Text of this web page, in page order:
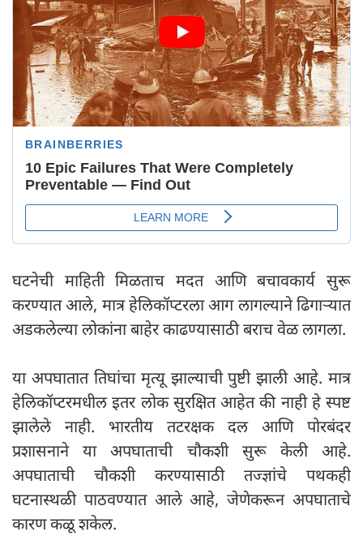
घटनेची माहिती मिळताच मदत आणि बचावकार्य सुरू
करण्यात आले, मात्र हेलिकॉप्टरला आग लागल्याने ढिगाऱ्यात
अडकलेल्या लोकांना बाहेर काढण्यासाठी बराच वेळ लागला.
या अपघातात तिघांचा मृत्यू झाल्याची पुष्टी झाली आहे. मात्र
हेलिकॉप्टरमधील इतर लोक सुरक्षित आहेत की नाही हे स्पष्ट
झालेले नाही. भारतीय तटरक्षक दल आणि पोरबंदर
प्रशासनाने या अपघाताची चौकशी सुरू केली आहे.
अपघाताची चौकशी करण्यासाठी तज्ज्ञांचे पथकही
घटनास्थळी पाठवण्यात आले आहे, जेणेकरून अपघाताचे
कारण कळू शकेल.